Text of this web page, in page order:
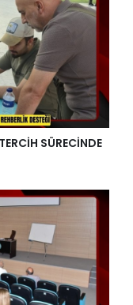
SÜRECİNDE